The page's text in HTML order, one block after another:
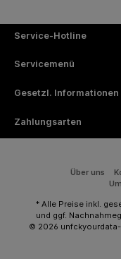
Service-Hotline
Servicemenü
Gesetzl. Informationen
Zahlungsarten
Über uns
* Alle Preise inkl.
und ggf.
© 2026